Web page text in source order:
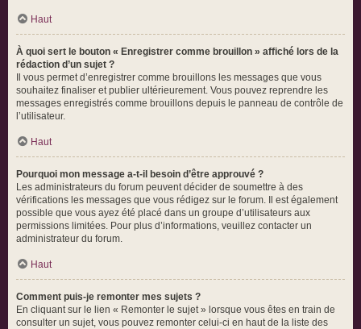
Haut
À quoi sert le bouton « Enregistrer comme brouillon » affiché lors de la
rédaction d’un sujet ?
Il vous permet d’enregistrer comme brouillons les messages que vous
souhaitez finaliser et publier ultérieurement. Vous pouvez reprendre les
messages enregistrés comme brouillons depuis le panneau de contrôle de
l’utilisateur.
Haut
Pourquoi mon message a-t-il besoin d’être approuvé ?
Les administrateurs du forum peuvent décider de soumettre à des
vérifications les messages que vous rédigez sur le forum. Il est également
possible que vous ayez été placé dans un groupe d’utilisateurs aux
permissions limitées. Pour plus d’informations, veuillez contacter un
administrateur du forum.
Haut
Comment puis-je remonter mes sujets ?
En cliquant sur le lien « Remonter le sujet » lorsque vous êtes en train de
consulter un sujet, vous pouvez remonter celui-ci en haut de la liste des